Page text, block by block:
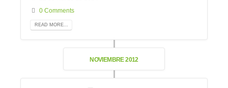
0 Comments
READ MORE...
NOVIEMBRE 2012